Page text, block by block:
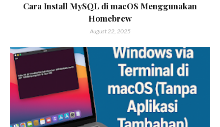
Cara Install MySQL di macOS Menggunakan
Homebrew
August 22, 2025